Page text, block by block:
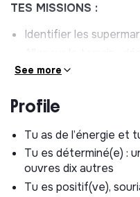
TES MISSIONS :
Identifier les
signer
Assurer un suivi
Gérer tes
supply pour que tout
Optimiser la présence
placement, PLV)
See more
Profile
Tu as de l’énergie et
Tu es déterminé(e) :
ouvres dix autres
Tu es positif(ve),